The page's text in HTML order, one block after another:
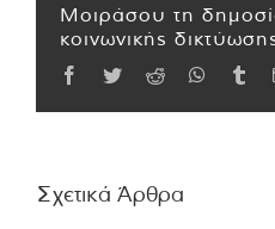
Μοιράσου τη
κοινωνικής
Facebook
TwitterReddit
Σχετικά Άρθρα